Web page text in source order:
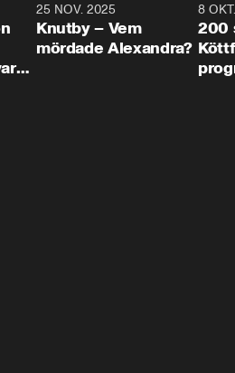
31:05
25 NOV. 2025
Knutby – Vem
mördade Alexandra?
8
200